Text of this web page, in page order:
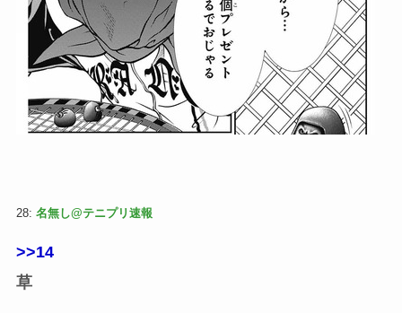
28: 名無し@テニプリ速報
>>14
草